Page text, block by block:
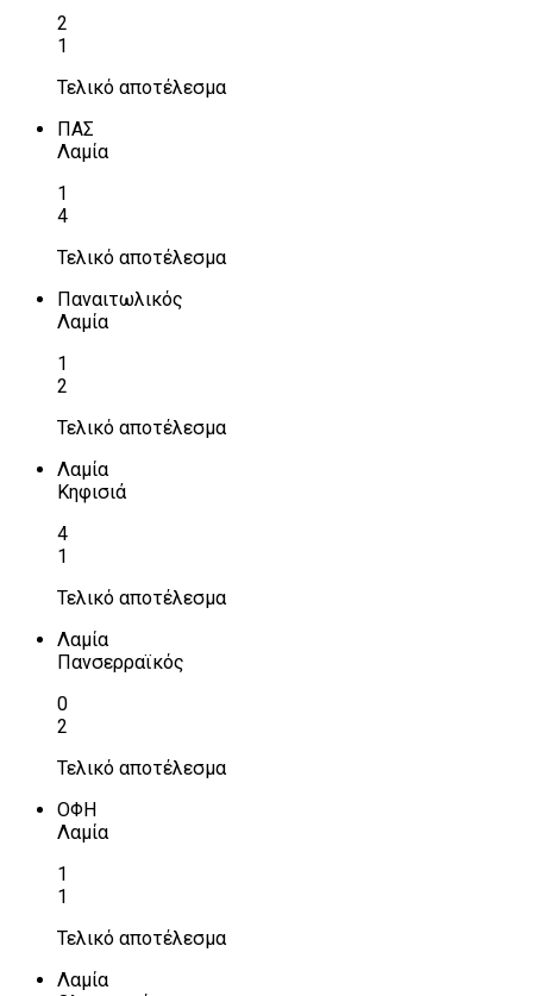
2
1
Τελικό αποτέλεσμα
ΠΑΣ
Λαμία
1
4
Τελικό αποτέλεσμα
Παναιτωλικός
Λαμία
1
2
Τελικό αποτέλεσμα
Λαμία
Κηφισιά
4
1
Τελικό αποτέλεσμα
Λαμία
Πανσερραϊκός
0
2
Τελικό αποτέλεσμα
ΟΦΗ
Λαμία
1
1
Τελικό αποτέλεσμα
Λαμία